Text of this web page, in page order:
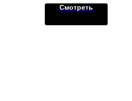
Смотреть